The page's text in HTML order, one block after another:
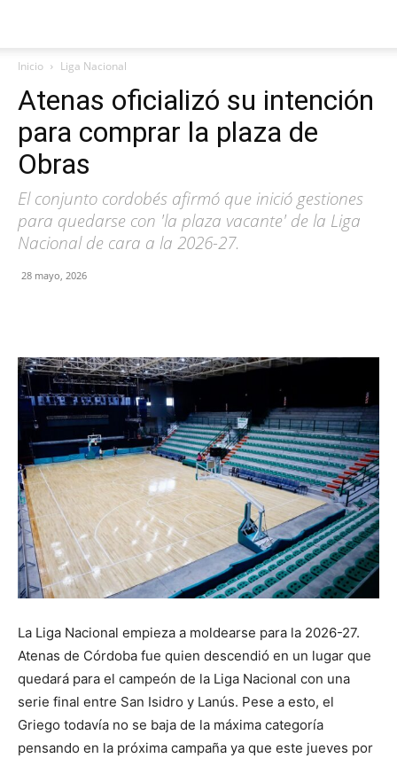
Inicio Liga Nacional
Atenas oficializó su intención
para comprar la plaza de
Obras
El conjunto cordobés afirmó que inició gestiones
para quedarse con 'la plaza vacante' de la Liga
Nacional de cara a la 2026-27.
28 mayo, 2026
La Liga Nacional empieza a moldearse para la 2026-27.
Atenas de Córdoba fue quien descendió en un lugar que
quedará para el campeón de la Liga Nacional con una
serie final entre San Isidro y Lanús. Pese a esto, el
Griego todavía no se baja de la máxima categoría
pensando en la próxima campaña ya que este jueves por